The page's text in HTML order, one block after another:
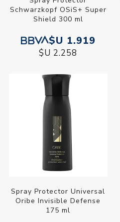
Schwarzkopf OSiS+ Super
Shield 300 ml
$U 1.919
$U 2.258
Spray Protector Universal
Oribe Invisible Defense
175 ml